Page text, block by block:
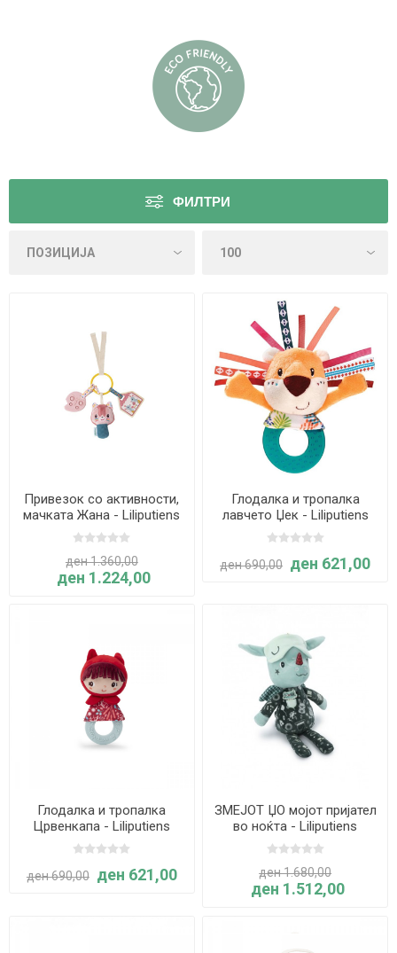
ФИЛТРИ
Привезок со активности,
мачката Жана - Liliputiens
ден 1.360,00
ден 1.224,00
Глодалка и тропалка
лавчето Џек - Liliputiens
ден 690,00 ден 621,00
Глодалка и тропалка
Црвенкапа - Liliputiens
ден 690,00 ден 621,00
ЗМЕЈОТ ЏО мојот пријател
во ноќта - Liliputiens
ден 1.680,00
ден 1.512,00